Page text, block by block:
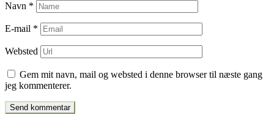
Navn *
E-mail *
Websted
Gem mit navn, mail og websted i denne browser til næste gang
jeg kommenterer.